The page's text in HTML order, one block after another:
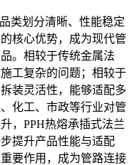
类划分清晰、性能稳定
核心优势，成为现代管
。相较于传统金属法
工复杂的问题；相较于
装灵活性，能够适配多
化工、市政等行业对管
，PPH热熔承插式法兰
提升产品性能与适配
要作用，成为管路连接